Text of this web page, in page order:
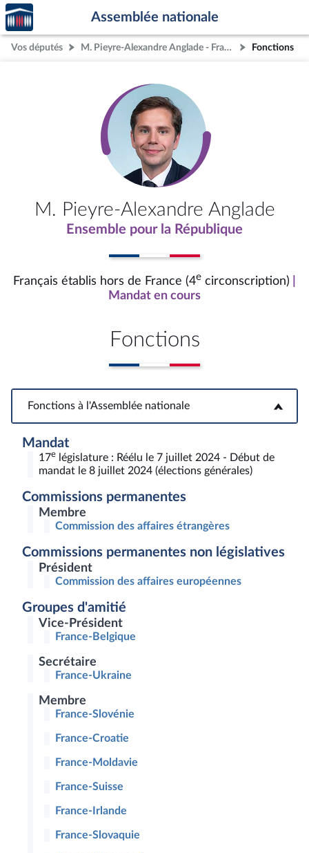
Aller au contenu
Aller en bas de la page
Accèder
à la
page
d'accueil
Assemblée nationale
Vos députés M. Pieyre-Alexandre Anglade - Français établis hors de France (4e circonscription) Fonctions
M. Pieyre-Alexandre Anglade
Ensemble pour la République
Français établis hors de France (4e circonscription)
Mandat en cours
Fonctions
Fonctions à l'Assemblée nationale
Fonctions à l'Assemblée nationale
Mandat
17e législature : Réélu le 7 juillet 2024 - Début de
mandat le 8 juillet 2024 (élections générales)
Commissions permanentes
Membre
Commission des affaires étrangères
Commissions permanentes non législatives
Président
Commission des affaires européennes
Groupes d'amitié
Vice-Président
France-Belgique
Secrétaire
France-Ukraine
Membre
France-Slovénie
France-Croatie
France-Moldavie
France-Suisse
France-Irlande
France-Slovaquie